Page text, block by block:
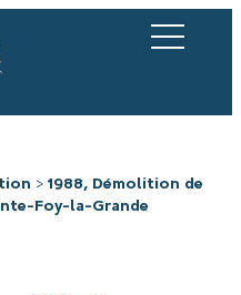
> 1988, Démolition de
Foy-la-Grande